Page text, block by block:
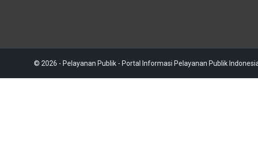
© 2026 - Pelayanan Publik - Portal Informasi Pelayanan Publik